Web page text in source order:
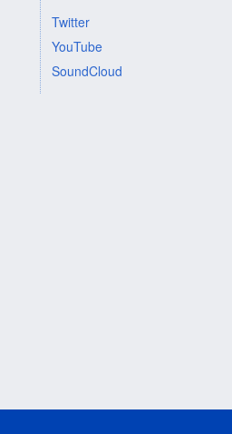
Twitter
YouTube
SoundCloud